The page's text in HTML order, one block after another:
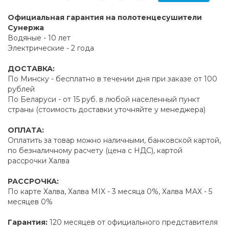
Официальная гарантия на полотенцесушители
Сунержа
Водяные - 10 лет
Электрические - 2 года
ДОСТАВКА:
По Минску - бесплатно в течении дня при заказе от 100
рублей
По Беларуси - от 15 руб. в любой населенный пункт
страны (стоимость доставки уточняйте у менеджера)
ОПЛАТА:
Оплатить за товар можно наличными, банковской картой,
по безналичному расчету (цена с НДС), картой
рассрочки Халва
РАССРОЧКА:
По карте Халва, Халва MIX - 3 месяца 0%, Халва MAX - 5
месяцев 0%
Гарантия: 120 месяцев от официального представителя